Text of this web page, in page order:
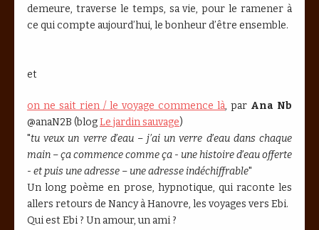
demeure, traverse le temps, sa vie, pour le ramener à
ce qui compte aujourd’hui, le bonheur d’être ensemble.
et
on ne sait rien / le voyage commence là, par Ana Nb
@anaN2B (blogLe jardin sauvage)
"tu veux un verre d’eau – j’ai un verre d’eau dans chaque
main – ça commence comme ça - une histoire d’eau offerte
- et puis une adresse – une adresse indéchiffrable"
Un long poème en prose, hypnotique, qui raconte les
allers retours de Nancy à Hanovre, les voyages vers Ebi.
Qui est Ebi ? Un amour, un ami ?